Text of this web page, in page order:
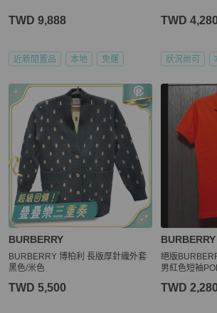
TWD 9,888
近新閒置品 本地 免運
TWD
狀況尚可
BURBERRY
BURBERRY 博柏利 長版厚針織外套
黑色/米色
TWD 5,500
BURBERRY
絕版
男紅色短袖
TWD